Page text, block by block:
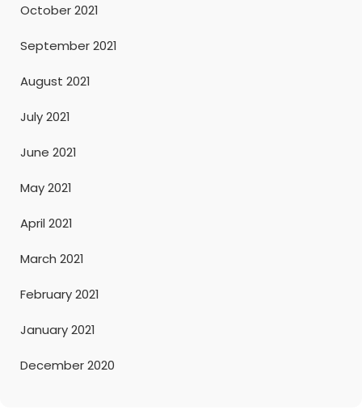
October 2021
September 2021
August 2021
July 2021
June 2021
May 2021
April 2021
March 2021
February 2021
January 2021
December 2020